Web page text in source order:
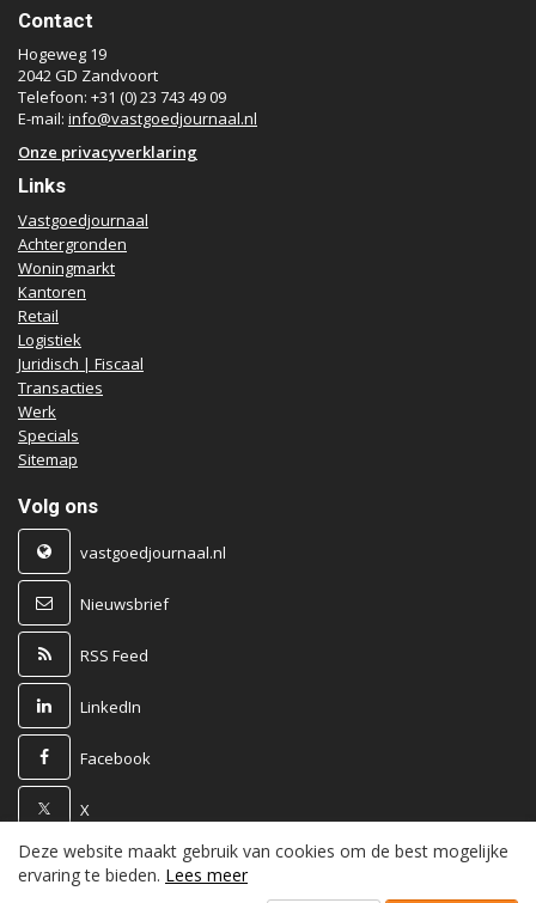
Contact
Hogeweg 19
2042 GD Zandvoort
Telefoon: +31 (0) 23 743 49 09
E-mail: info@vastgoedjournaal.nl
Onze privacyverklaring
Links
Vastgoedjournaal
Achtergronden
Woningmarkt
Kantoren
Retail
Logistiek
Juridisch | Fiscaal
Transacties
Werk
Specials
Sitemap
Volg ons
vastgoedjournaal.nl
Nieuwsbrief
RSS Feed
LinkedIn
Facebook
X
Powered by
Deze website maakt gebruik van cookies om de best mogelijke
ervaring te bieden. Lees meer